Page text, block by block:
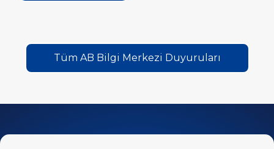
Tüm AB Bilgi Merkezi Duyuruları